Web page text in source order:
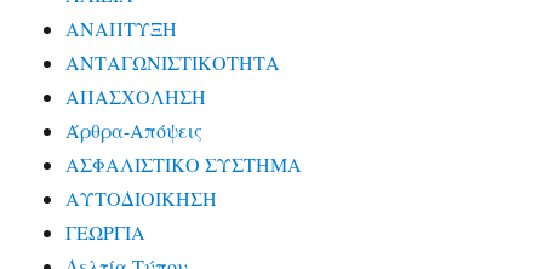
ΑΝΑΠΤΥΞΗ
ΑΝΤΑΓΩΝΙΣΤΙΚΟΤΗΤΑ
ΑΠΑΣΧΟΛΗΣΗ
Άρθρα-Απόψεις
ΑΣΦΑΛΙΣΤΙΚΟ ΣΥΣΤΗΜΑ
ΑΥΤΟΔΙΟΙΚΗΣΗ
ΓΕΩΡΓΙΑ